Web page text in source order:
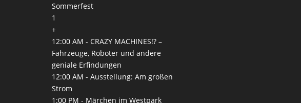
Sommerfest
1
+
12:00 AM -CRAZY MACHINES!? –
Fahrzeuge, Roboter und andere
geniale Erfindungen
12:00 AM -Ausstellung: Am großen
Strom
1:00 PM - Märchen im Westpark